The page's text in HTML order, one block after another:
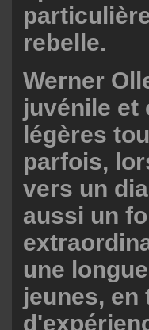
rebelle.
Werner
juvénile et
légères
parfois,
vers un
aussi un
une
jeunes, en